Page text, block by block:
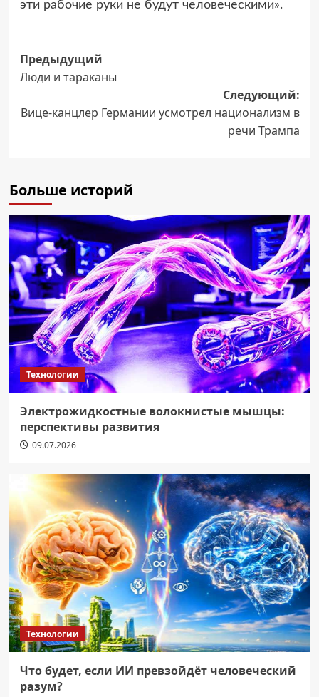
эти рабочие руки не будут человеческими».
Навигация
записи
Предыдущий
Люди и тараканы
Следующий:
Вице-канцлер Германии усмотрел национализм в
речи Трампа
Больше историй
Технологии
Электрожидкостные волокнистые мышцы:
перспективы развития
09.07.2026
Технологии
Что будет, если ИИ превзойдёт человеческий
разум?